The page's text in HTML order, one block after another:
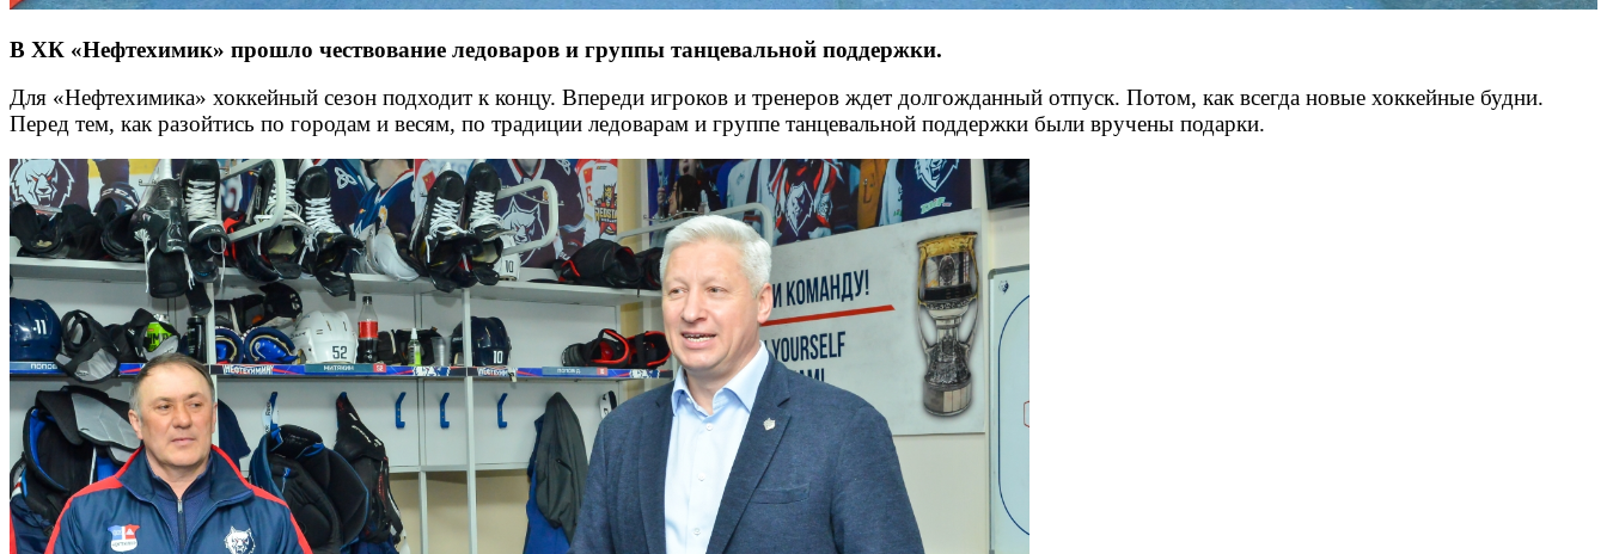
В ХК «Нефтехимик» прошло чествование ледоваров и группы танцевальной поддержки.
Для «Нефтехимика» хоккейный сезон подходит к концу. Впереди игроков и тренеров ждет долгожданный отпуск. Потом, как всегда новые хоккейные будни.
Перед тем, как разойтись по городам и весям, по традиции ледоварам и группе танцевальной поддержки были вручены подарки.